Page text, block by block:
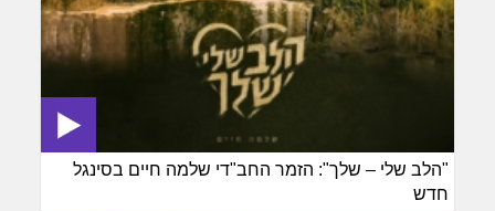
"הלב שלי – שלך": הזמר החב"די שלמה חיים בסינגל
חדש